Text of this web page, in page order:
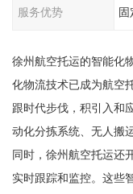
服务优势
徐州航空托运的智能化
化物流技术已成为航空
跟时代步伐，积引入和
动化分拣系统、无人搬
同时，徐州航空托运还
实时跟踪和监控。这些